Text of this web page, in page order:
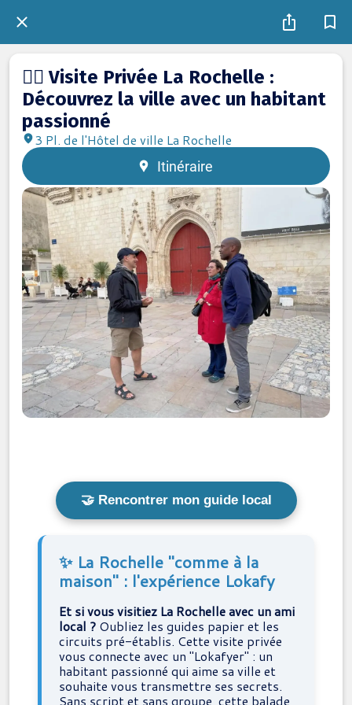
🙋‍♂️ Visite Privée La Rochelle :
Découvrez la ville avec un habitant
passionné
3 Pl. de l'Hôtel de ville La Rochelle
Itinéraire
🤝 Rencontrer mon guide local
✨ La Rochelle "comme à la
maison" : l'expérience Lokafy
Et si vous visitiez La Rochelle avec un ami
local ? Oubliez les guides papier et les
circuits pré-établis. Cette visite privée
vous connecte avec un "Lokafyer" : un
habitant passionné qui aime sa ville et
souhaite vous transmettre ses secrets.
Sans script et sans groupe, cette balade